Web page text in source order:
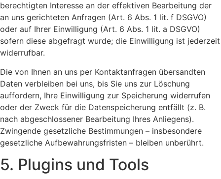
berechtigten Interesse an der effektiven Bearbeitung der
an uns gerichteten Anfragen (Art. 6 Abs. 1 lit. f DSGVO)
oder auf Ihrer Einwilligung (Art. 6 Abs. 1 lit. a DSGVO)
sofern diese abgefragt wurde; die Einwilligung ist jederzeit
widerrufbar.
Die von Ihnen an uns per Kontaktanfragen übersandten
Daten verbleiben bei uns, bis Sie uns zur Löschung
auffordern, Ihre Einwilligung zur Speicherung widerrufen
oder der Zweck für die Datenspeicherung entfällt (z. B.
nach abgeschlossener Bearbeitung Ihres Anliegens).
Zwingende gesetzliche Bestimmungen – insbesondere
gesetzliche Aufbewahrungsfristen – bleiben unberührt.
5. Plugins und Tools